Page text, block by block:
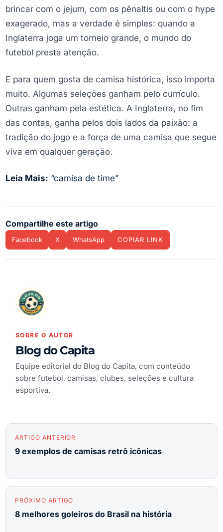
brincar com o jejum, com os pênaltis ou com o hype
exagerado, mas a verdade é simples: quando a
Inglaterra joga um torneio grande, o mundo do
futebol presta atenção.
E para quem gosta de camisa histórica, isso importa
muito. Algumas seleções ganham pelo currículo.
Outras ganham pela estética. A Inglaterra, no fim
das contas, ganha pelos dois lados da paixão: a
tradição do jogo e a força de uma camisa que segue
viva em qualquer geração.
Leia Mais: “camisa de time”
Compartilhe este artigo
Facebook X WhatsApp COPIAR LINK
SOBRE O AUTOR
Blog do Capita
Equipe editorial do Blog do Capita, com conteúdo
sobre futebol, camisas, clubes, seleções e cultura
esportiva.
ARTIGO ANTERIOR
9 exemplos de camisas retrô icônicas
PRÓXIMO ARTIGO
8 melhores goleiros do Brasil na história